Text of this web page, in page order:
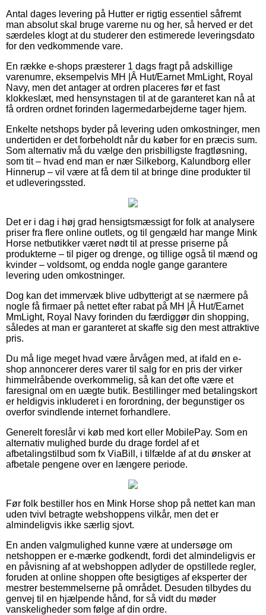
Antal dages levering på Hutter er rigtig essentiel såfremt
man absolut skal bruge varerne nu og her, så herved er det
særdeles klogt at du studerer den estimerede leveringsdato
for den vedkommende vare.
En række e-shops præsterer 1 dags fragt på adskillige
varenumre, eksempelvis MH |Â Hut/Earnet MmLight, Royal
Navy, men det antager at ordren placeres før et fast
klokkeslæt, med hensynstagen til at de garanteret kan nå at
få ordren ordnet forinden lagermedarbejderne tager hjem.
Enkelte netshops byder på levering uden omkostninger, men
undertiden er det forbeholdt når du køber for en præcis sum.
Som alternativ må du vælge den prisbilligste fragtløsning,
som tit – hvad end man er nær Silkeborg, Kalundborg eller
Hinnerup – vil være at få dem til at bringe dine produkter til
et udleveringssted.
Det er i dag i høj grad hensigtsmæssigt for folk at analysere
priser fra flere online outlets, og til gengæld har mange Mink
Horse netbutikker været nødt til at presse priserne på
produkterne – til piger og drenge, og tillige også til mænd og
kvinder – voldsomt, og endda nogle gange garantere
levering uden omkostninger.
Dog kan det immervæk blive udbytterigt at se nærmere på
nogle få firmaer på nettet efter rabat på MH |Â Hut/Earnet
MmLight, Royal Navy forinden du færdiggør din shopping,
således at man er garanteret at skaffe sig den mest attraktive
pris.
Du må lige meget hvad være årvågen med, at ifald en e-
shop annoncerer deres varer til salg for en pris der virker
himmelråbende overkommelig, så kan det ofte være et
faresignal om en uægte butik. Bestillinger med betalingskort
er heldigvis inkluderet i en forordning, der begunstiger os
overfor svindlende internet forhandlere.
Generelt foreslår vi køb med kort eller MobilePay. Som en
alternativ mulighed burde du drage fordel af et
afbetalingstilbud som fx ViaBill, i tilfælde af at du ønsker at
afbetale pengene over en længere periode.
Før folk bestiller hos en Mink Horse shop på nettet kan man
uden tvivl betragte webshoppens vilkår, men det er
almindeligvis ikke særlig sjovt.
En anden valgmulighed kunne være at undersøge om
netshoppen er e-mærke godkendt, fordi det almindeligvis er
en påvisning af at webshoppen adlyder de opstillede regler,
foruden at online shoppen ofte besigtiges af eksperter der
mestrer bestemmelserne på området. Desuden tilbydes du
genvej til en hjælpende hånd, for så vidt du møder
vanskeligheder som følge af din ordre.